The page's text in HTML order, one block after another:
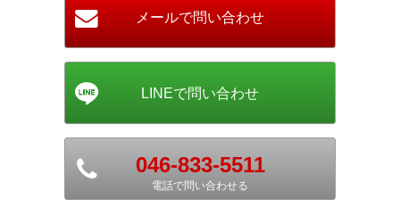
046-833-5511
電話で問い合わせる